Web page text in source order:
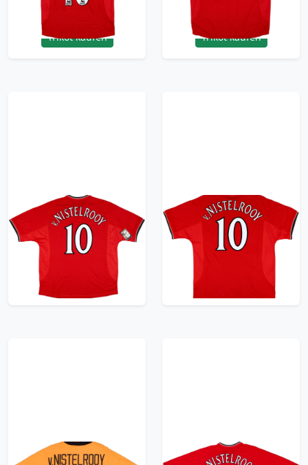
359.99£ · ca. €425
Trikot kaufen
359.99£ · ca. €425
Trikot kaufen
2000-02 Manchester
United Home Shirt
V.Nistelrooy #10 (XXL)
359.99£ · ca. €425
2000-02 Manchester
United Home Shirt
V.Nistelrooy #10 (XL)
359.99£ · ca. €425
2002-04 Netherlands
2000-02 Manchester